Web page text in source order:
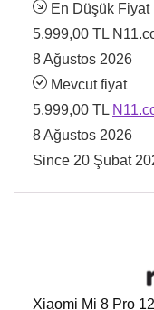
En Düşük Fiyat
5.999,00 TL
8 Ağustos 2026
Mevcut fiyat
5.999,00 TL
8 Ağustos 2026
Since 20 Şubat
Xiaomi Mi 8 Pro